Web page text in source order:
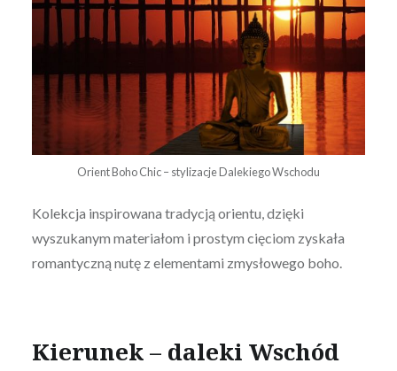
Orient Boho Chic – stylizacje Dalekiego Wschodu
Kolekcja inspirowana tradycją orientu, dzięki
wyszukanym materiałom i prostym cięciom zyskała
romantyczną nutę z elementami zmysłowego boho.
Kierunek – daleki Wschód